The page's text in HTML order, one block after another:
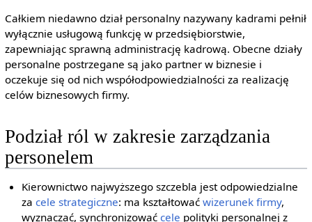
Całkiem niedawno dział personalny nazywany kadrami pełnił
wyłącznie usługową funkcję w przedsiębiorstwie,
zapewniając sprawną administrację kadrową. Obecne działy
personalne postrzegane są jako partner w biznesie i
oczekuje się od nich współodpowiedzialności za realizację
celów biznesowych firmy.
Podział ról w zakresie zarządzania
personelem
Kierownictwo najwyższego szczebla jest odpowiedzialne
zacele strategiczne: ma kształtowaćwizerunek firmy,
wyznaczać, synchronizowaćcele polityki personalnej z